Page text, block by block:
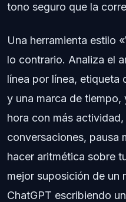
tono seguro que la
Una herramienta estilo
lo contrario. Analiza el
línea por línea, etiqueta
y una marca de tiempo,
hora con más actividad,
conversaciones, pausa
hacer aritmética sobre
mejor suposición de un
ChatGPT escribiendo